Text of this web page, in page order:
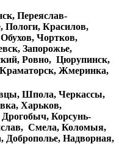
Переяслав-
Пологи, Красилов,
Чортков,
Запорожье,
Ровно, Цюрупинск,
Краматорск, Жмеринка,
Шпола, Черкассы,
Харьков,
Корсунь-
Смела, Коломыя,
Надворная,